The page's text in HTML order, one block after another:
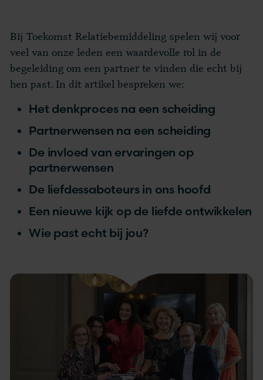
Bij Toekomst Relatiebemiddeling spelen wij voor
veel van onze leden een waardevolle rol in de
begeleiding om een partner te vinden die echt bij
hen past. In dit artikel bespreken we:
Het denkproces na een scheiding
Partnerwensen na een scheiding
De invloed van ervaringen op
partnerwensen
De liefdessaboteurs in ons hoofd
Een nieuwe kijk op de liefde ontwikkelen
Wie past echt bij jou?